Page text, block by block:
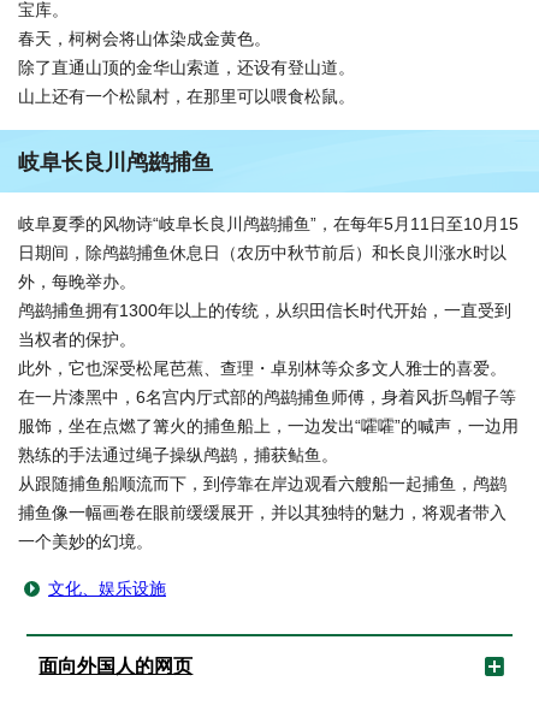
宝库。
春天，柯树会将山体染成金黄色。
除了直通山顶的金华山索道，还设有登山道。
山上还有一个松鼠村，在那里可以喂食松鼠。
岐阜长良川鸬鹚捕鱼
岐阜夏季的风物诗“岐阜长良川鸬鹚捕鱼”，在每年5月11日至10月15
日期间，除鸬鹚捕鱼休息日（农历中秋节前后）和长良川涨水时以
外，每晚举办。
鸬鹚捕鱼拥有1300年以上的传统，从织田信长时代开始，一直受到
当权者的保护。
此外，它也深受松尾芭蕉、查理・卓别林等众多文人雅士的喜爱。
在一片漆黑中，6名宫内厅式部的鸬鹚捕鱼师傅，身着风折鸟帽子等
服饰，坐在点燃了篝火的捕鱼船上，一边发出“嚯嚯”的喊声，一边用
熟练的手法通过绳子操纵鸬鹚，捕获鲇鱼。
从跟随捕鱼船顺流而下，到停靠在岸边观看六艘船一起捕鱼，鸬鹚
捕鱼像一幅画卷在眼前缓缓展开，并以其独特的魅力，将观者带入
一个美妙的幻境。
文化、娱乐设施
面向外国人的网页